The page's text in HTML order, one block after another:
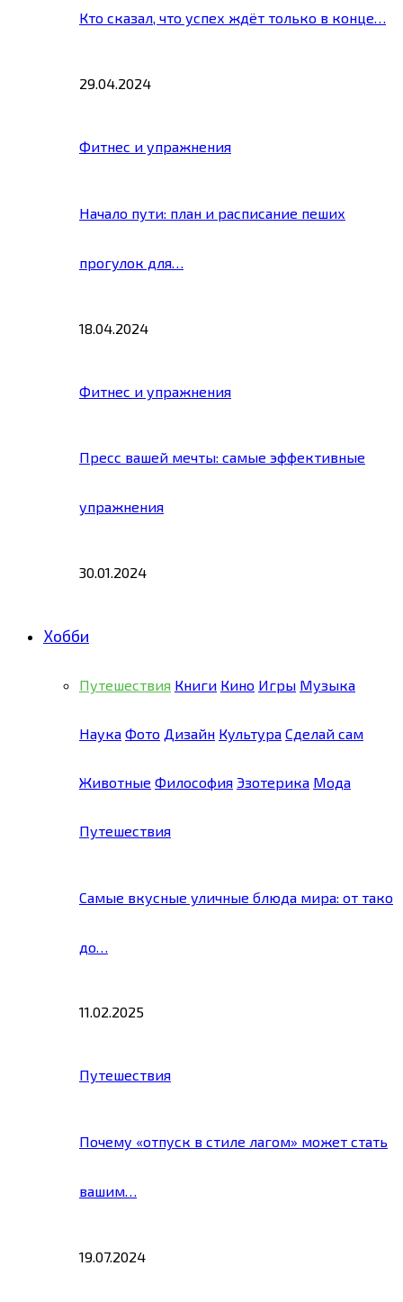
Кто сказал, что успех ждёт только в конце…
29.04.2024
Фитнес и упражнения
Начало пути: план и расписание пеших
прогулок для…
18.04.2024
Фитнес и упражнения
Пресс вашей мечты: самые эффективные
упражнения
30.01.2024
Хобби
Путешествия Книги Кино Игры Музыка
Наука Фото Дизайн Культура Сделай сам
Животные Философия Эзотерика Мода
Путешествия
Самые вкусные уличные блюда мира: от тако
до…
11.02.2025
Путешествия
Почему «отпуск в стиле лагом» может стать
вашим…
19.07.2024